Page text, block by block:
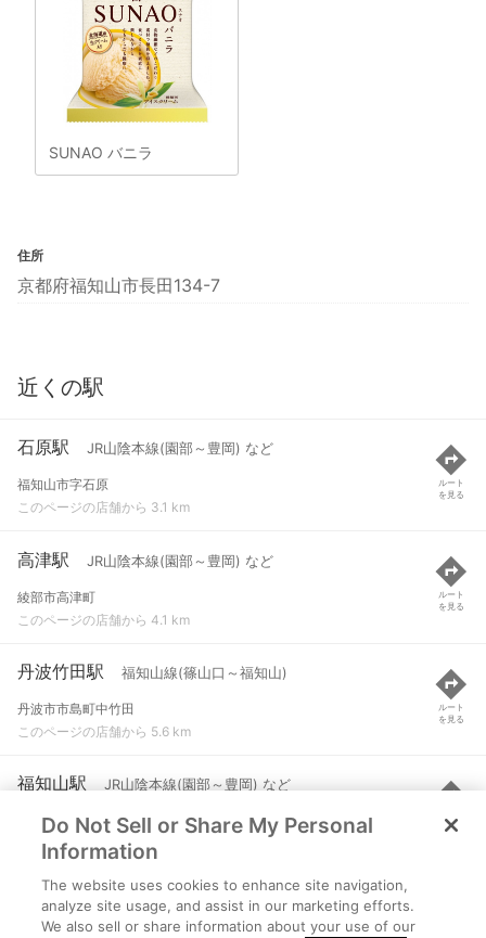
SUNAO バニラ
住所
京都府福知山市長田134-7
近くの駅
石原駅 JR山陰本線(園部～豊岡) など
福知山市字石原
このページの店舗から 3.1 km
ルート
を見る
高津駅 JR山陰本線(園部～豊岡) など
綾部市高津町
このページの店舗から 4.1 km
ルート
を見る
丹波竹田駅 福知山線(篠山口～福知山)
丹波市市島町中竹田
このページの店舗から 5.6 km
ルート
を見る
福知山駅 JR山陰本線(園部～豊岡) など
福知山市字天田無番地
このページの店舗から 6.4 km
ルート
を見る
福知山駅 宮福線
福知山市字天田無番地
Do Not Sell or Share My Personal
Information
The website uses cookies to enhance site navigation,
analyze site usage, and assist in our marketing efforts.
We also sell or share information about your use of our